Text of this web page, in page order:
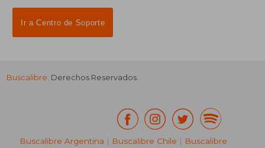
₡ 7.565
Ir a Centro de Soporte
Buscalibre. Derechos Reservados.
Buscalibre Argentina | Buscalibre Chile | Buscalibre